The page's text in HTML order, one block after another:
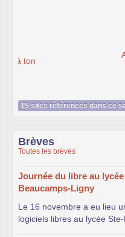
Ateliers
15 sites référencés dans ce
Brèves
Toutes les brèves
Journée du libre au
Beaucamps-Ligny
Le 16 novembre a eu lieu
logiciels libres au lycée